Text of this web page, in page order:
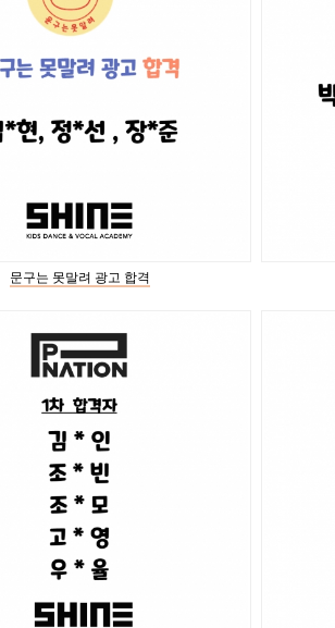
문구는 못말려 광고 합격